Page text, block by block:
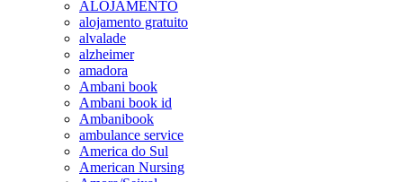
ALOJAMENTO
alojamento gratuito
alvalade
alzheimer
amadora
Ambani book
Ambani book id
Ambanibook
ambulance service
America do Sul
American Nursing